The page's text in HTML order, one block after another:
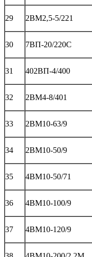
29 2ВМ2,5-5/221
30 7ВП-20/220С
31 402ВП-4/400
32 2ВМ4-8/401
33 2ВМ10-63/9
34 2ВМ10-50/9
35 4ВМ10-50/71
36 4ВМ10-100/9
37 4ВМ10-120/9